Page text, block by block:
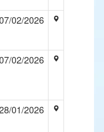
02/2026
02/2026
01/2026